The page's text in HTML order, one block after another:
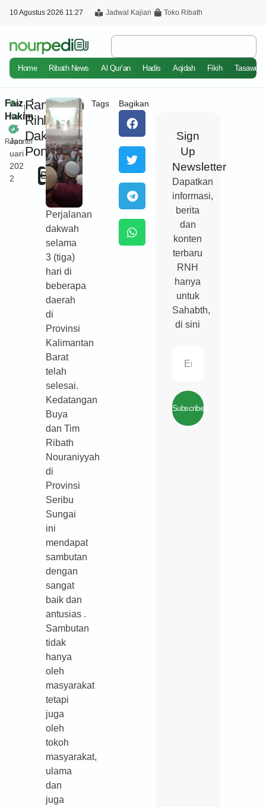
10 Agustus 2026 11:27 Jadwal Kajian Toko Ribath
Home Ribath News Al Qur’an Hadis Aqidah Fikih Tasawuf
Ber
ita
25
Jan
uari
202
2
Rangkaian
Rihlah
Dakwah
Pontianak
Faiz
Hakim
Reporter
Cetak
Perjalanan
dakwah
selama
3 (tiga)
hari di
beberapa
daerah
di
Provinsi
Kalimantan
Barat
telah
selesai.
Kedatangan
Buya
dan Tim
Ribath
Nouraniyyah
di
Provinsi
Seribu
Sungai
ini
mendapat
sambutan
dengan
sangat
baik dan
antusias .
Sambutan
tidak
hanya
oleh
masyarakat
tetapi
juga
oleh
tokoh
masyarakat,
ulama
dan
juga
Tags Bagikan
Sign
Up
Newsletter
Dapatkan
informasi,
berita
dan
konten
terbaru
RNH
hanya
untuk
Sahabth,
di sini
Subscribe